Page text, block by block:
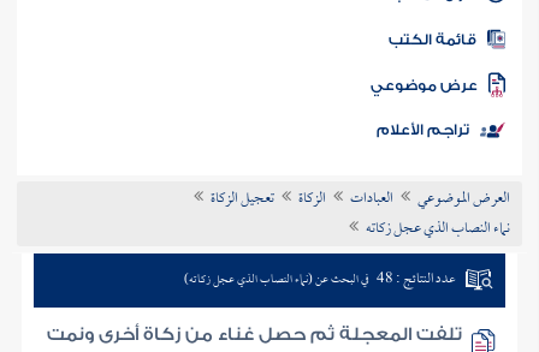
المكتبة
الكتب
موضوعي
تراجم الأعلام
العرض الموضوعي العبادات الزكاة
تعجيل الزكاة
نماء النصاب الذي عجل زكاته
عدد النتائج : 48 في البحث عن (نماء النصاب الذي عجل زكاته)
تلفت المعجلة ثم حصل غناء من زكاة أخرى ونمت